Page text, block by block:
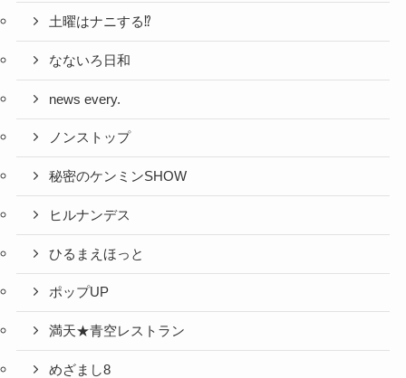
土曜はナニする⁉
なないろ日和
news every.
ノンストップ
秘密のケンミンSHOW
ヒルナンデス
ひるまえほっと
ポップUP
満天★青空レストラン
めざまし8